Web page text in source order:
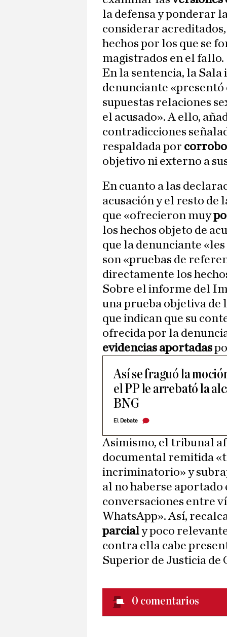
la defensa y ponderar
considerar
hechos por los que se
magistrados en el fallo.
En la sentencia, la
denunciante
supuestas relaciones
el acusado». A ello,
contradicciones
respaldada por
objetivo ni externo a
En cuanto a las
acusación y el resto de
que «ofrecieron muy
los hechos objeto de
que la denunciante
son «pruebas de
directamente los
Sobre el informe del
una prueba objetiva de
que indican que su
ofrecida por la
evidencias aportadas
Así se fraguó la
el PP le arrebató la
BNG
El Debate
Asimismo, el tribunal
documental remitida
incriminatorio» y
al no haberse
conversaciones entre
WhatsApp». Así,
parcialy poco
contra ella cabe
Superior de Justicia de
0 comentarios